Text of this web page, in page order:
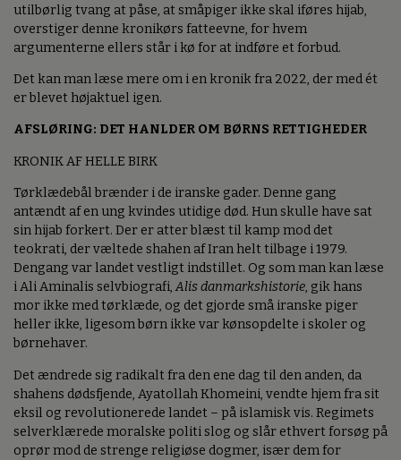
utilbørlig tvang at påse, at småpiger ikke skal iføres hijab,
overstiger denne kronikørs fatteevne, for hvem
argumenterne ellers står i kø for at indføre et forbud.
Det kan man læse mere om i en kronik fra 2022, der med ét
er blevet højaktuel igen.
AFSLØRING: DET HANLDER OM BØRNS RETTIGHEDER
KRONIK AF HELLE BIRK
Tørklædebål brænder i de iranske gader. Denne gang
antændt af en ung kvindes utidige død. Hun skulle have sat
sin hijab forkert. Der er atter blæst til kamp mod det
teokrati, der væltede shahen af Iran helt tilbage i 1979.
Dengang var landet vestligt indstillet. Og som man kan læse
i Ali Aminalis selvbiografi,Alis danmarkshistorie, gik hans
mor ikke med tørklæde, og det gjorde små iranske piger
heller ikke, ligesom børn ikke var kønsopdelte i skoler og
børnehaver.
Det ændrede sig radikalt fra den ene dag til den anden, da
shahens dødsfjende, Ayatollah Khomeini, vendte hjem fra sit
eksil og revolutionerede landet – på islamisk vis. Regimets
selverklærede moralske politi slog og slår ethvert forsøg på
oprør mod de strenge religiøse dogmer, især dem for